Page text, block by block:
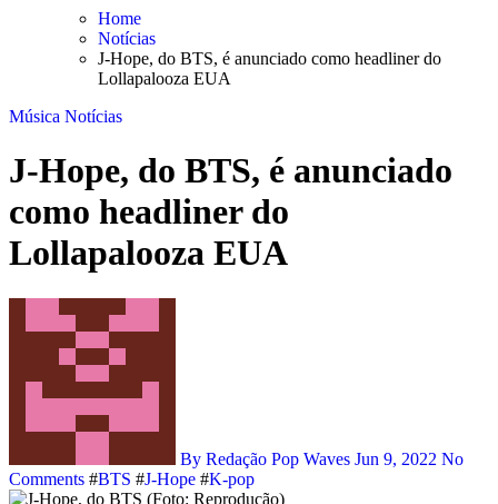
Home
Notícias
J-Hope, do BTS, é anunciado como headliner do
Lollapalooza EUA
Música Notícias
J-Hope, do BTS, é anunciado
como headliner do
Lollapalooza EUA
By Redação Pop Waves Jun 9, 2022 No
Comments #BTS #J-Hope #K-pop